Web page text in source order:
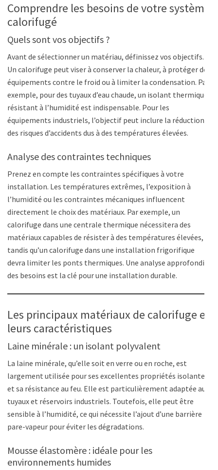
Comprendre les besoins de votre système
calorifugé
Quels sont vos objectifs ?
Avant de sélectionner un matériau, définissez vos objectifs.
Un calorifuge peut viser à conserver la chaleur, à protéger des
équipements contre le froid ou à limiter la condensation. Par
exemple, pour des tuyaux d’eau chaude, un isolant thermique
résistant à l’humidité est indispensable. Pour les
équipements industriels, l’objectif peut inclure la réduction
des risques d’accidents dus à des températures élevées.
Analyse des contraintes techniques
Prenez en compte les contraintes spécifiques à votre
installation. Les températures extrêmes, l’exposition à
l’humidité ou les contraintes mécaniques influencent
directement le choix des matériaux. Par exemple, un
calorifuge dans une centrale thermique nécessitera des
matériaux capables de résister à des températures élevées,
tandis qu’un calorifuge dans une installation frigorifique
devra limiter les ponts thermiques. Une analyse approfondie
des besoins est la clé pour une installation durable.
Les principaux matériaux de calorifuge et
leurs caractéristiques
Laine minérale : un isolant polyvalent
La laine minérale, qu’elle soit en verre ou en roche, est
largement utilisée pour ses excellentes propriétés isolantes
et sa résistance au feu. Elle est particulièrement adaptée aux
tuyaux et réservoirs industriels. Toutefois, elle peut être
sensible à l’humidité, ce qui nécessite l’ajout d’une barrière
pare-vapeur pour éviter les dégradations.
Mousse élastomère : idéale pour les
environnements humides